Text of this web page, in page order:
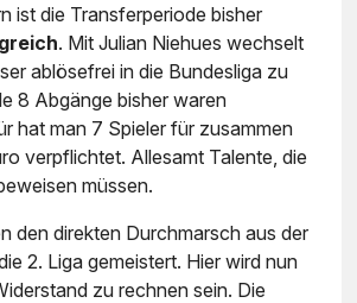
ist die Transferperiode bisher
. Mit Julian Niehues wechselt
ablösefrei in die Bundesliga zu
8 Abgänge bisher waren
hat man 7 Spieler für zusammen
verpflichtet. Allesamt Talente, die
müssen.
den direkten Durchmarsch aus der
2. Liga gemeistert. Hier wird nun
zu rechnen sein. Die